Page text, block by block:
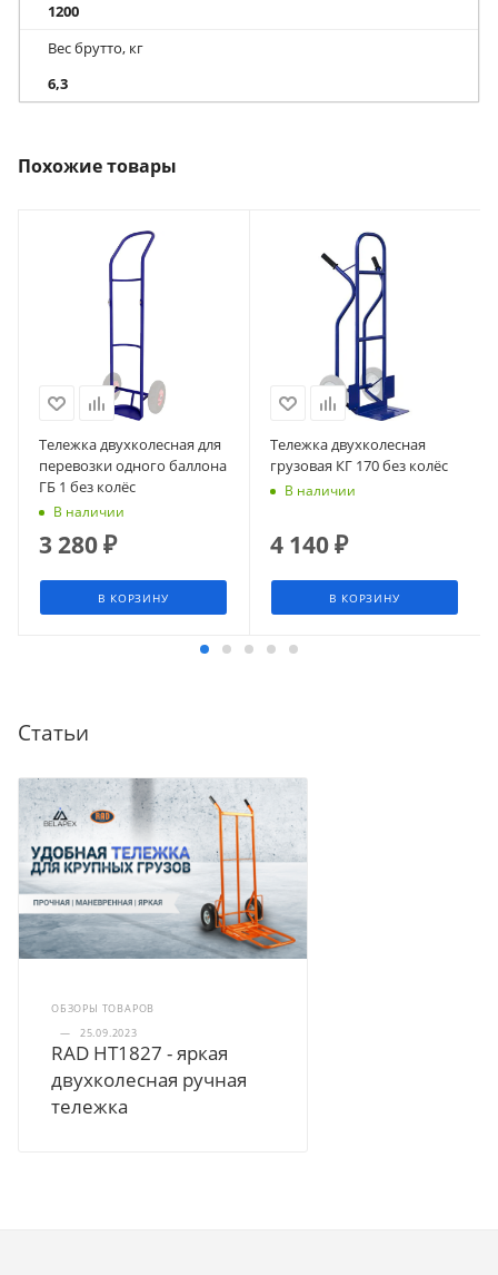
1200
Вес брутто, кг
6,3
Похожие товары
Тележка двухколесная для
перевозки одного баллона
ГБ 1 без колёс
В наличии
3 280₽
В КОРЗИНУ
Тележка двухколесная
грузовая КГ 170 без колёс
В наличии
4 140₽
В КОРЗИНУ
Статьи
ОБЗОРЫ ТОВАРОВ
—
25.09.2023
RAD HT1827 - яркая
двухколесная ручная
тележка